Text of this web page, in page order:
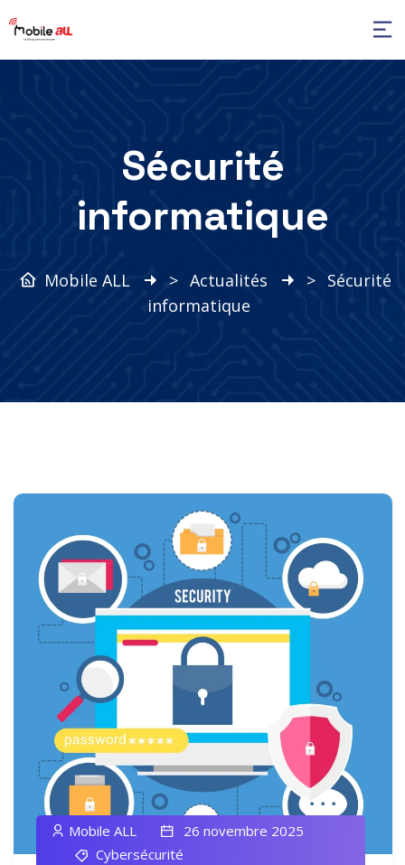
Sécurité
informatique
Mobile ALL > Actualités > Sécurité
informatique
Mobile ALL
26 novembre 2025
Cybersécurité